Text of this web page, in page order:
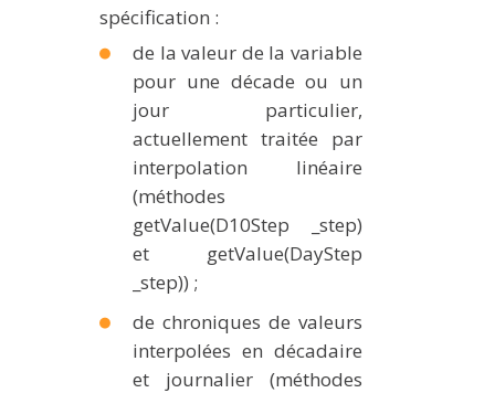
spécification :
de la valeur de la variable
pour une décade ou un
jour particulier,
actuellement traitée par
interpolation linéaire
(méthodes
getValue(D10Step _step)
et getValue(DayStep
_step)) ;
de chroniques de valeurs
interpolées en décadaire
et journalier (méthodes